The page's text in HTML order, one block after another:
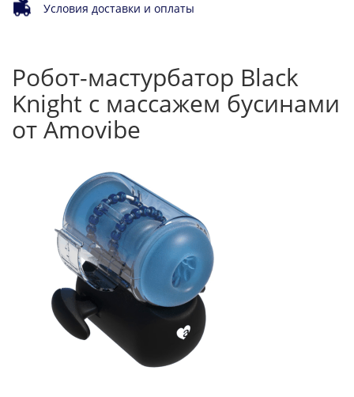
Условия доставки и оплаты
Робот-мастурбатор Black
Knight с массажем бусинами
от Amovibe